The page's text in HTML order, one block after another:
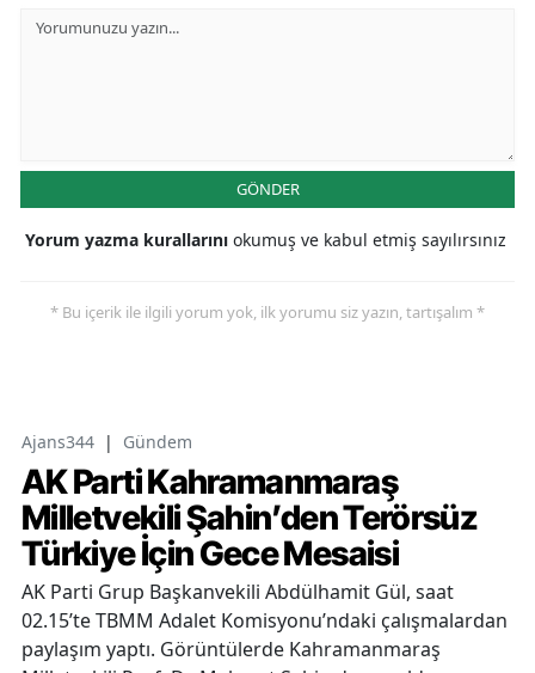
GÖNDER
Yorum yazma kurallarını okumuş ve kabul etmiş sayılırsınız
* Bu içerik ile ilgili yorum yok, ilk yorumu siz yazın, tartışalım *
Ajans344 | Gündem
AK Parti Kahramanmaraş
Milletvekili Şahin’den Terörsüz
Türkiye İçin Gece Mesaisi
AK Parti Grup Başkanvekili Abdülhamit Gül, saat
02.15’te TBMM Adalet Komisyonu’ndaki çalışmalardan
paylaşım yaptı. Görüntülerde Kahramanmaraş